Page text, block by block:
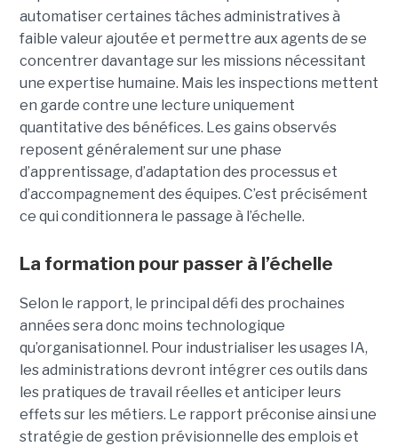
automatiser certaines tâches administratives à
faible valeur ajoutée et permettre aux agents de se
concentrer davantage sur les missions nécessitant
une expertise humaine. Mais les inspections mettent
en garde contre une lecture uniquement
quantitative des bénéfices. Les gains observés
reposent généralement sur une phase
d’apprentissage, d’adaptation des processus et
d’accompagnement des équipes. C’est précisément
ce qui conditionnera le passage à l’échelle.
La formation pour passer à l’échelle
Selon le rapport, le principal défi des prochaines
années sera donc moins technologique
qu’organisationnel. Pour industrialiser les usages IA,
les administrations devront intégrer ces outils dans
les pratiques de travail réelles et anticiper leurs
effets sur les métiers. Le rapport préconise ainsi une
stratégie de gestion prévisionnelle des emplois et